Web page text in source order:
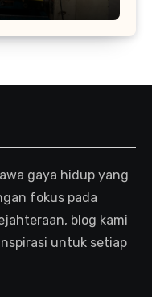
gaya hidup yang
fokus pada
blog kami
untuk setiap